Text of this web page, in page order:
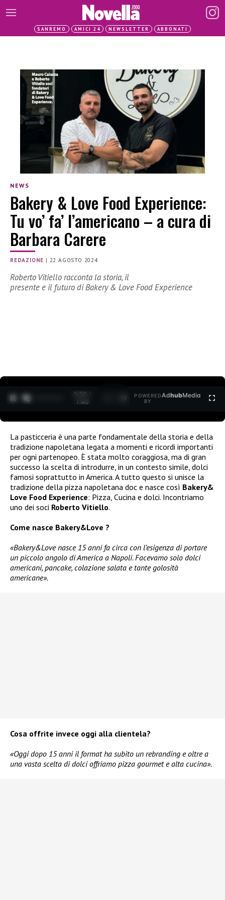
SANREMO AMICI 24 NEWSLETTER ABBONATI
NEWS
Bakery & Love Food Experience:
Tu vo’ fa’ l’americano – a cura di
Barbara Carere
REDAZIONE | 22 AGOSTO 2024
Roberto Vitiello racconta la storia, il
presente e il futuro di Bakery & Love Food Experience
0:21 /
1:40
POWERED
BY
AdhubMedia
La pasticceria è una parte fondamentale della storia e della
tradizione napoletana legata a momenti e ricordi importanti
per ogni partenopeo. È stata molto coraggiosa, ma di gran
successo la scelta di introdurre, in un contesto simile, dolci
famosi soprattutto in America. A tutto questo si unisce la
tradizione della pizza napoletana doc e nasce così Bakery&
Love Food Experience: Pizza, Cucina e dolci. Incontriamo
uno dei soci Roberto Vitiello.
Come nasce Bakery&Love ?
«Bakery&Love nasce 15 anni fa circa con l’esigenza di portare
un piccolo angolo di America a Napoli. Facevamo solo dolci
americani, pancake, colazione salata e tante golosità
americane».
Cosa offrite invece oggi alla clientela?
«Oggi dopo 15 anni il format ha subito un rebranding e oltre a
una vasta scelta di dolci offriamo pizza gourmet e alta cucina».